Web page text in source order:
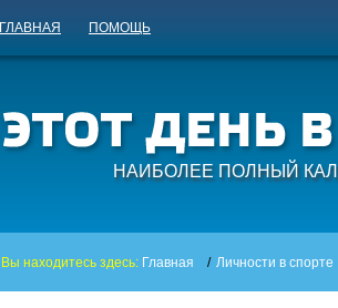
ГЛАВНАЯ ПОМОЩЬ
НАИБОЛЕЕ ПОЛНЫЙ
Вы находитесь здесь: Главная / Личности в спорте